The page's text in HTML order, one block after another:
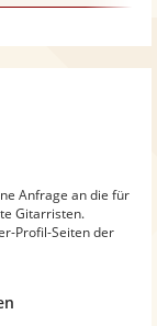
Anfrage an die für
Gitarristen.
Profil-Seiten der